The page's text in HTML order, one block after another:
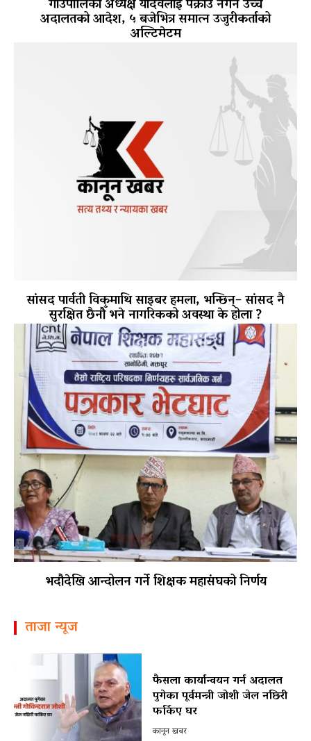
गाउँपालिका अध्यक्ष यादवलाई पक्राउ नगर्न उच्च
अदालतको आदेश, ५ बजेभित्र समात्न उजुरीकर्ताको
अल्टिमेटम
सांसद पार्वती विकमाथि साइबर हमला, भन्छिन्– सांसद नै
सुरक्षित छैनौँ भने नागरिकको अवस्था के होला ?
भदौदेखि आन्दोलन गर्ने शिक्षक महासंघको निर्णय
ताजा न्यूज
फैसला कार्यान्वयन गर्न अदालत
पुगेका पूर्वमन्त्री जोशी जेल नछिरी
फर्किए घर
कानून खबर